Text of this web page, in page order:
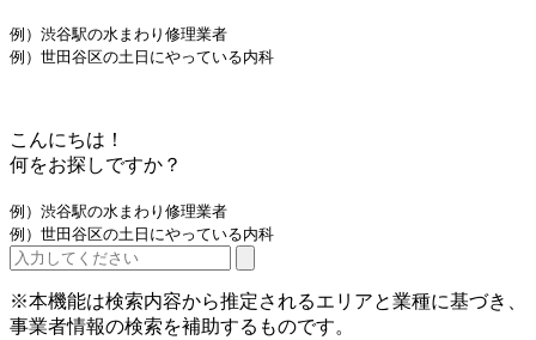
例）渋谷駅の水まわり修理業者
例）世田谷区の土日にやっている内科
こんにちは！
何をお探しですか？
例）渋谷駅の水まわり修理業者
例）世田谷区の土日にやっている内科
※本機能は検索内容から推定されるエリアと業種に基づき、
事業者情報の検索を補助するものです。